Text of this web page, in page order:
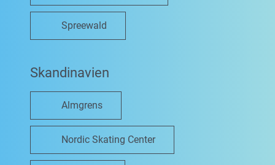
Spreewald
Skandinavien
Almgrens
Nordic Skating Center